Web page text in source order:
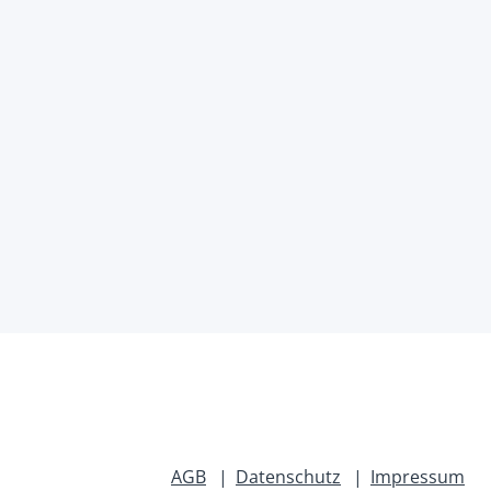
AGB Datenschutz Impressum